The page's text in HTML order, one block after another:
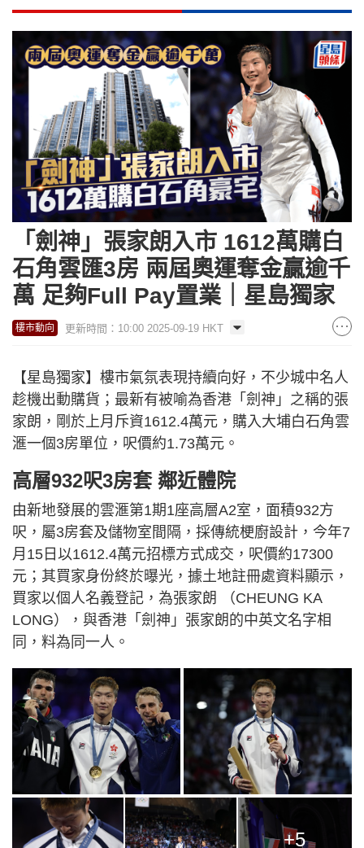
「劍神」張家朗入市 1612萬購白
石角雲匯3房 兩屆奧運奪金贏逾千
萬 足夠Full Pay置業｜星島獨家
樓市動向 更新時間：10:00 2025-09-19 HKT
【星島獨家】樓市氣氛表現持續向好，不少城中名人
趁機出動購貨；最新有被喻為香港「劍神」之稱的張
家朗，剛於上月斥資1612.4萬元，購入大埔白石角雲
滙一個3房單位，呎價約1.73萬元。
高層932呎3房套 鄰近體院
由新地發展的雲滙第1期1座高層A2室，面積932方
呎，屬3房套及儲物室間隔，採傳統梗廚設計，今年7
月15日以1612.4萬元招標方式成交，呎價約17300
元；其買家身份終於曝光，據土地註冊處資料顯示，
買家以個人名義登記，為張家朗 （CHEUNG KA
LONG），與香港「劍神」張家朗的中英文名字相
同，料為同一人。
+5